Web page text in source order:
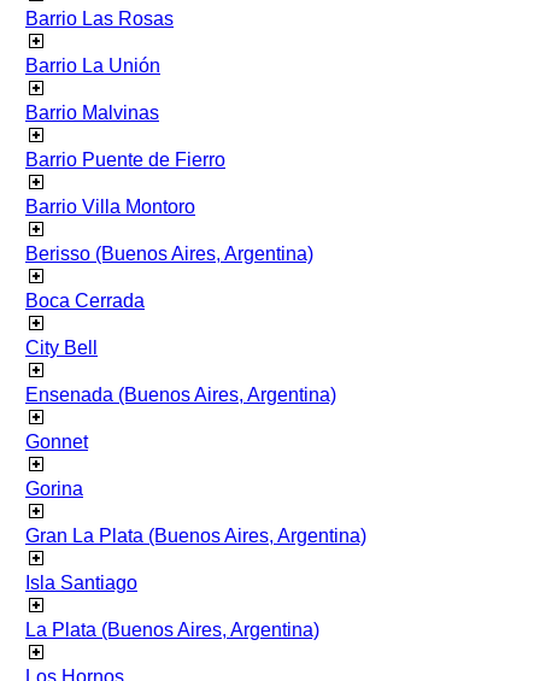
Barrio Las Rosas
Barrio La Unión
Barrio Malvinas
Barrio Puente de Fierro
Barrio Villa Montoro
Berisso (Buenos Aires, Argentina)
Boca Cerrada
City Bell
Ensenada (Buenos Aires, Argentina)
Gonnet
Gorina
Gran La Plata (Buenos Aires, Argentina)
Isla Santiago
La Plata (Buenos Aires, Argentina)
Los Hornos